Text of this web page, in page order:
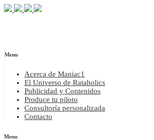
Menu
Acerca de Maniac1
El Universo de Rataholics
Publicidad y Contenidos
Produce tu piloto
Consultoría personalizada
Contacto
Menu